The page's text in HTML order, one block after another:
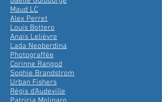
Maud LC
Alex Perret
Louis Bottero
Anaïs Lelièvre
Lada Neoberdina
Photograffée
Corinne Rangod
Sophie Brandstrom
Urban Fishers
Régis d'Audeville